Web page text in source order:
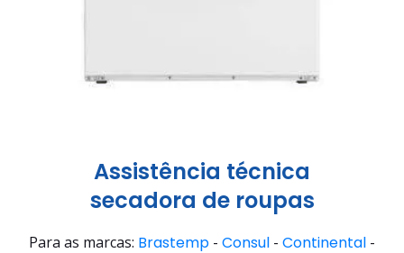
Assistência técnica
secadora de roupas
Para as marcas: Brastemp - Consul - Continental -